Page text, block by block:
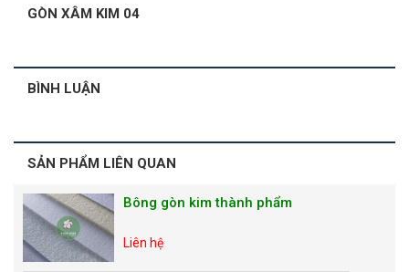
GÒN XÂM KIM 04
BÌNH LUẬN
SẢN PHẨM LIÊN QUAN
Bông gòn kim thành phẩm
Liên hệ